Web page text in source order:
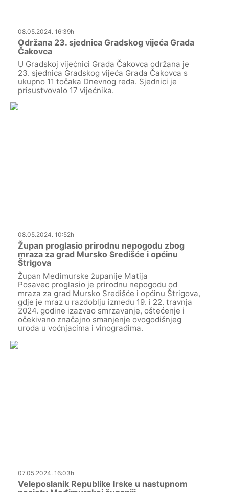
08.05.2024. 16:39h
Održana 23. sjednica Gradskog vijeća Grada
Čakovca
U Gradskoj vijećnici Grada Čakovca održana je
23. sjednica Gradskog vijeća Grada Čakovca s
ukupno 11 točaka Dnevnog reda. Sjednici je
prisustvovalo 17 vijećnika.
08.05.2024. 10:52h
Župan proglasio prirodnu nepogodu zbog
mraza za grad Mursko Središće i općinu
Štrigova
Župan Međimurske županije Matija
Posavec proglasio je prirodnu nepogodu od
mraza za grad Mursko Središće i općinu Štrigova,
gdje je mraz u razdoblju između 19. i 22. travnja
2024. godine izazvao smrzavanje, oštećenje i
očekivano značajno smanjenje ovogodišnjeg
uroda u voćnjacima i vinogradima.
07.05.2024. 16:03h
Veleposlanik Republike Irske u nastupnom